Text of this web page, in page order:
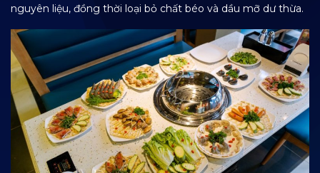
nguyên liệu, đồng thời loại bỏ chất béo và dầu mỡ dư thừa.